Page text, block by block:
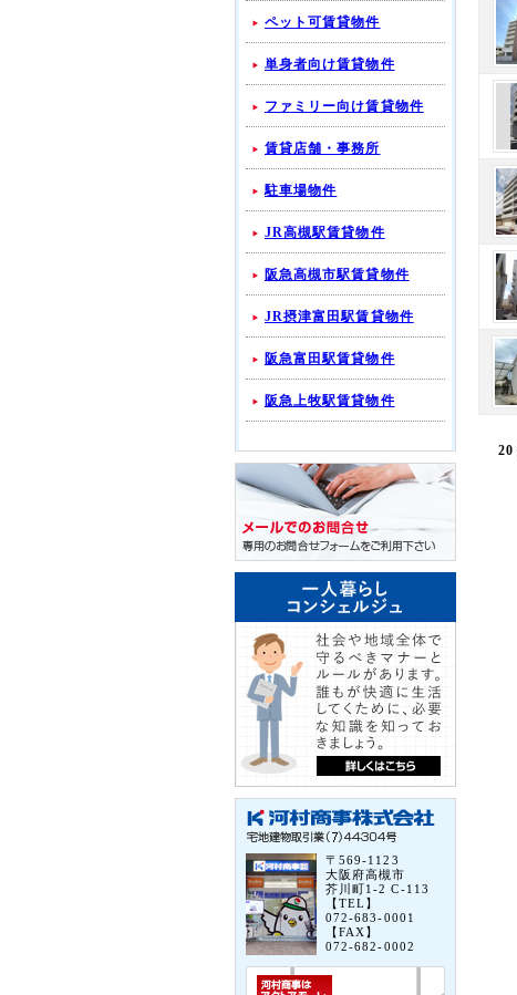
ペット可賃貸物件
単身者向け賃貸物件
ファミリー向け賃貸物件
賃貸店舗・事務所
駐車場物件
JR高槻駅賃貸物件
阪急高槻市駅賃貸物件
JR摂津富田駅賃貸物件
阪急富田駅賃貸物件
阪急上牧駅賃貸物件
〒569-1123
大阪府高槻市
芥川町1-2 C-113
【TEL】
072-683-0001
【FAX】
072-682-0002
20